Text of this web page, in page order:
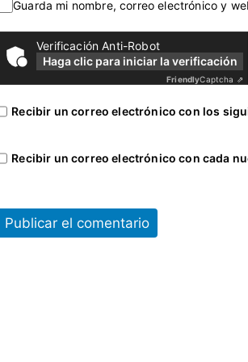
Guarda mi nombre, correo electrónico y
Verificación Anti-Robot
Haga clic para iniciar la verificación
FriendlyCaptcha ⇗
Recibir un correo electrónico con los
Recibir un correo electrónico con cada